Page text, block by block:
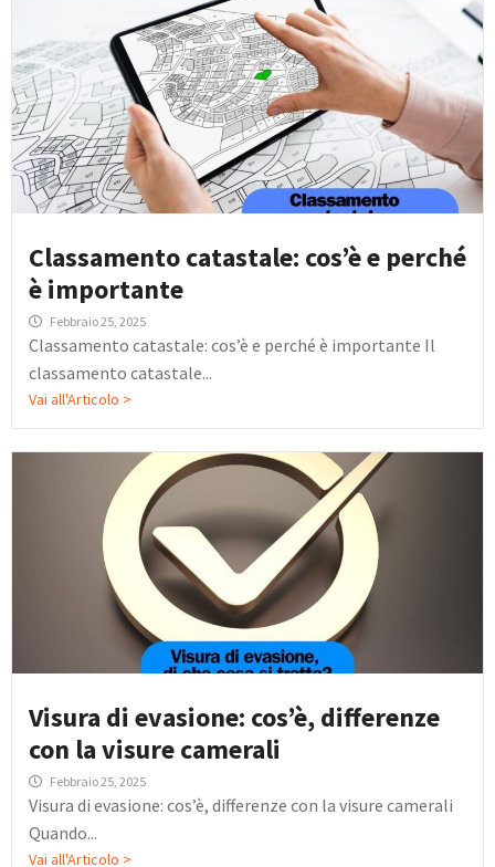
Classamento catastale: cos’è e perché
è importante
Febbraio 25, 2025
Classamento catastale: cos’è e perché è importante Il
classamento catastale...
Vai all'Articolo >
Visura di evasione: cos’è, differenze
con la visure camerali
Febbraio 25, 2025
Visura di evasione: cos’è, differenze con la visure camerali
Quando...
Vai all'Articolo >